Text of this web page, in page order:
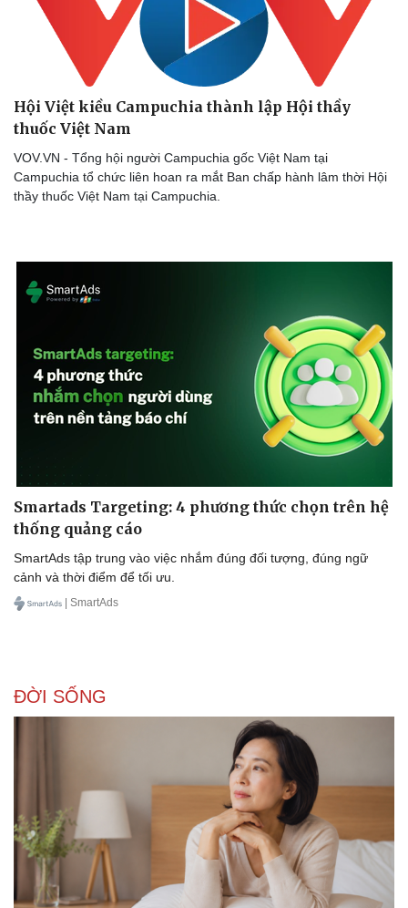
Hội Việt kiều Campuchia thành lập Hội thầy
thuốc Việt Nam
VOV.VN - Tổng hội người Campuchia gốc Việt Nam tại
Campuchia tổ chức liên hoan ra mắt Ban chấp hành lâm thời Hội
thầy thuốc Việt Nam tại Campuchia.
Smartads Targeting: 4 phương thức chọn trên hệ
thống quảng cáo
SmartAds tập trung vào việc nhắm đúng đối tượng, đúng ngữ
cảnh và thời điểm để tối ưu.
| SmartAds
ĐỜI SỐNG